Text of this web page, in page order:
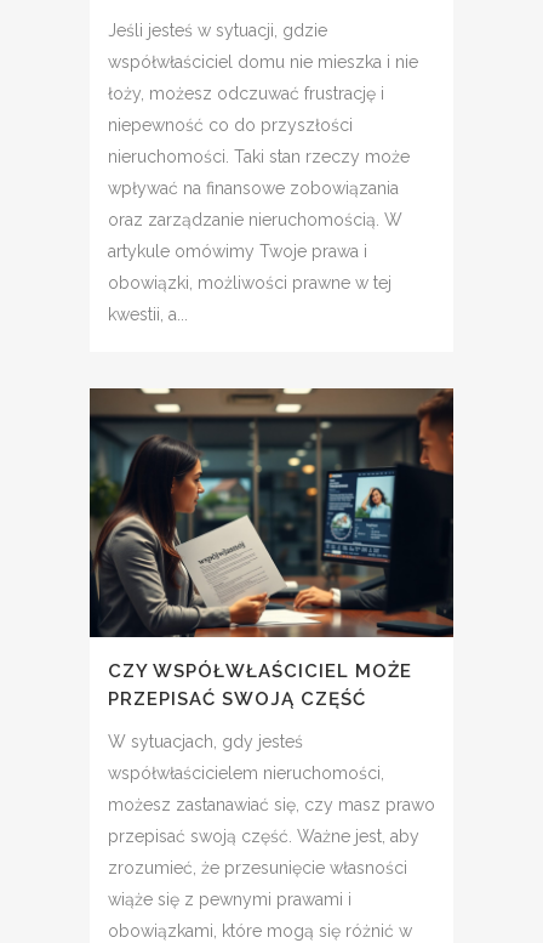
Jeśli jesteś w sytuacji, gdzie
współwłaściciel domu nie mieszka i nie
łoży, możesz odczuwać frustrację i
niepewność co do przyszłości
nieruchomości. Taki stan rzeczy może
wpływać na finansowe zobowiązania
oraz zarządzanie nieruchomością. W
artykule omówimy Twoje prawa i
obowiązki, możliwości prawne w tej
kwestii, a...
CZY WSPÓŁWŁAŚCICIEL MOŻE
PRZEPISAĆ SWOJĄ CZĘŚĆ
W sytuacjach, gdy jesteś
współwłaścicielem nieruchomości,
możesz zastanawiać się, czy masz prawo
przepisać swoją część. Ważne jest, aby
zrozumieć, że przesunięcie własności
wiąże się z pewnymi prawami i
obowiązkami, które mogą się różnić w